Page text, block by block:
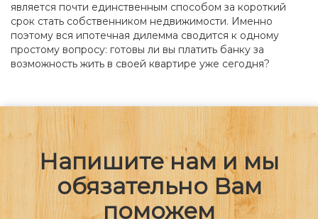
является почти единственным способом за короткий
срок стать собственником недвижимости. Именно
поэтому вся ипотечная дилемма сводится к одному
простому вопросу: готовы ли вы платить банку за
возможность жить в своей квартире уже сегодня?
Напишите нам и мы
обязательно Вам
поможем